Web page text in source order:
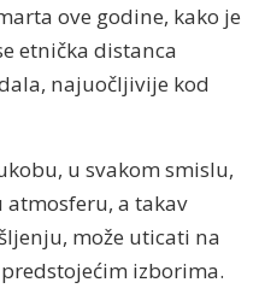
ove godine, kako je
etnička distanca
najuočljivije kod
u svakom smislu,
a takav
može uticati na
izborima.